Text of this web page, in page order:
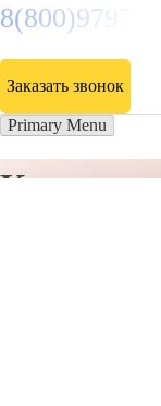
8(800)9797043
Заказать звонок
Primary Menu
Курсы